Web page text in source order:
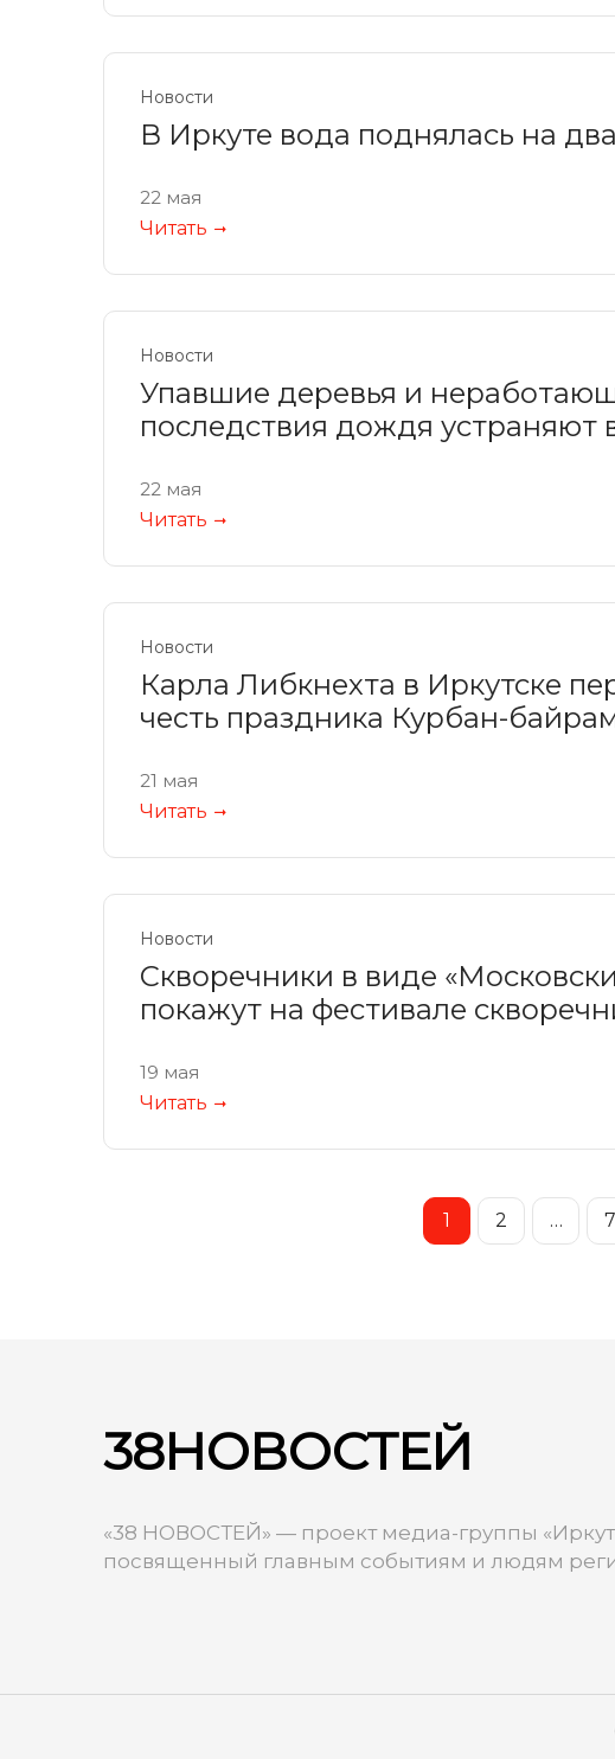
Новости
В Иркуте вода поднялась на
22 мая
Читать
Новости
Упавшие деревья и
последствия дождя устраняют
22 мая
Читать
Новости
Карла Либкнехта в Иркутске
честь праздника Курбан-
21 мая
Читать
Новости
Скворечники в виде
покажут на фестивале
19 мая
Читать
1 2 … 7
38НОВОСТЕЙ
«38 НОВОСТЕЙ» — проект медиа-группы
посвященный главным событиям и людям